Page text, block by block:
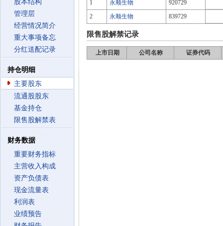
股本结构
管理层
经营情况简介
重大事项备忘
分红送配记录
持仓明细
主要股东
流通股股东
基金持仓
限售股解禁表
财务数据
重要财务指标
主营收入构成
资产负债表
现金流量表
利润表
业绩预告
1
永顺生物
920729
2
永顺生物 839729
限售股解禁记录
上市日期 公司名称 证券代码